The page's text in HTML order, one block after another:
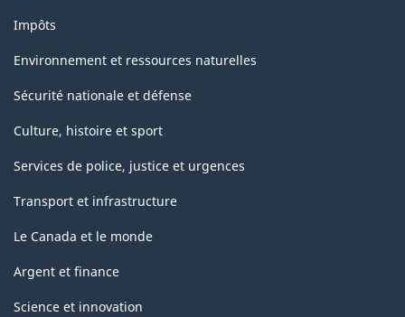
Impôts
Environnement et ressources naturelles
Sécurité nationale et défense
Culture, histoire et sport
Services de police, justice et urgences
Transport et infrastructure
Le Canada et le monde
Argent et finance
Science et innovation